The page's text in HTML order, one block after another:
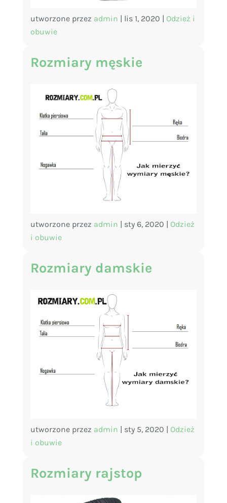
utworzone przez admin lis 1, 2020
Odzież i
obuwie
Rozmiary męskie
utworzone przez admin | sty 6, 2020 | Odzież
i obuwie
Rozmiary damskie
utworzone przez admin | sty 5, 2020 | Odzież
i obuwie
Rozmiary rajstop